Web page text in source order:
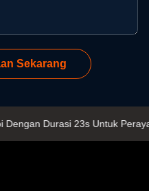
Sekarang
Durasi 23s Untuk Perayaan